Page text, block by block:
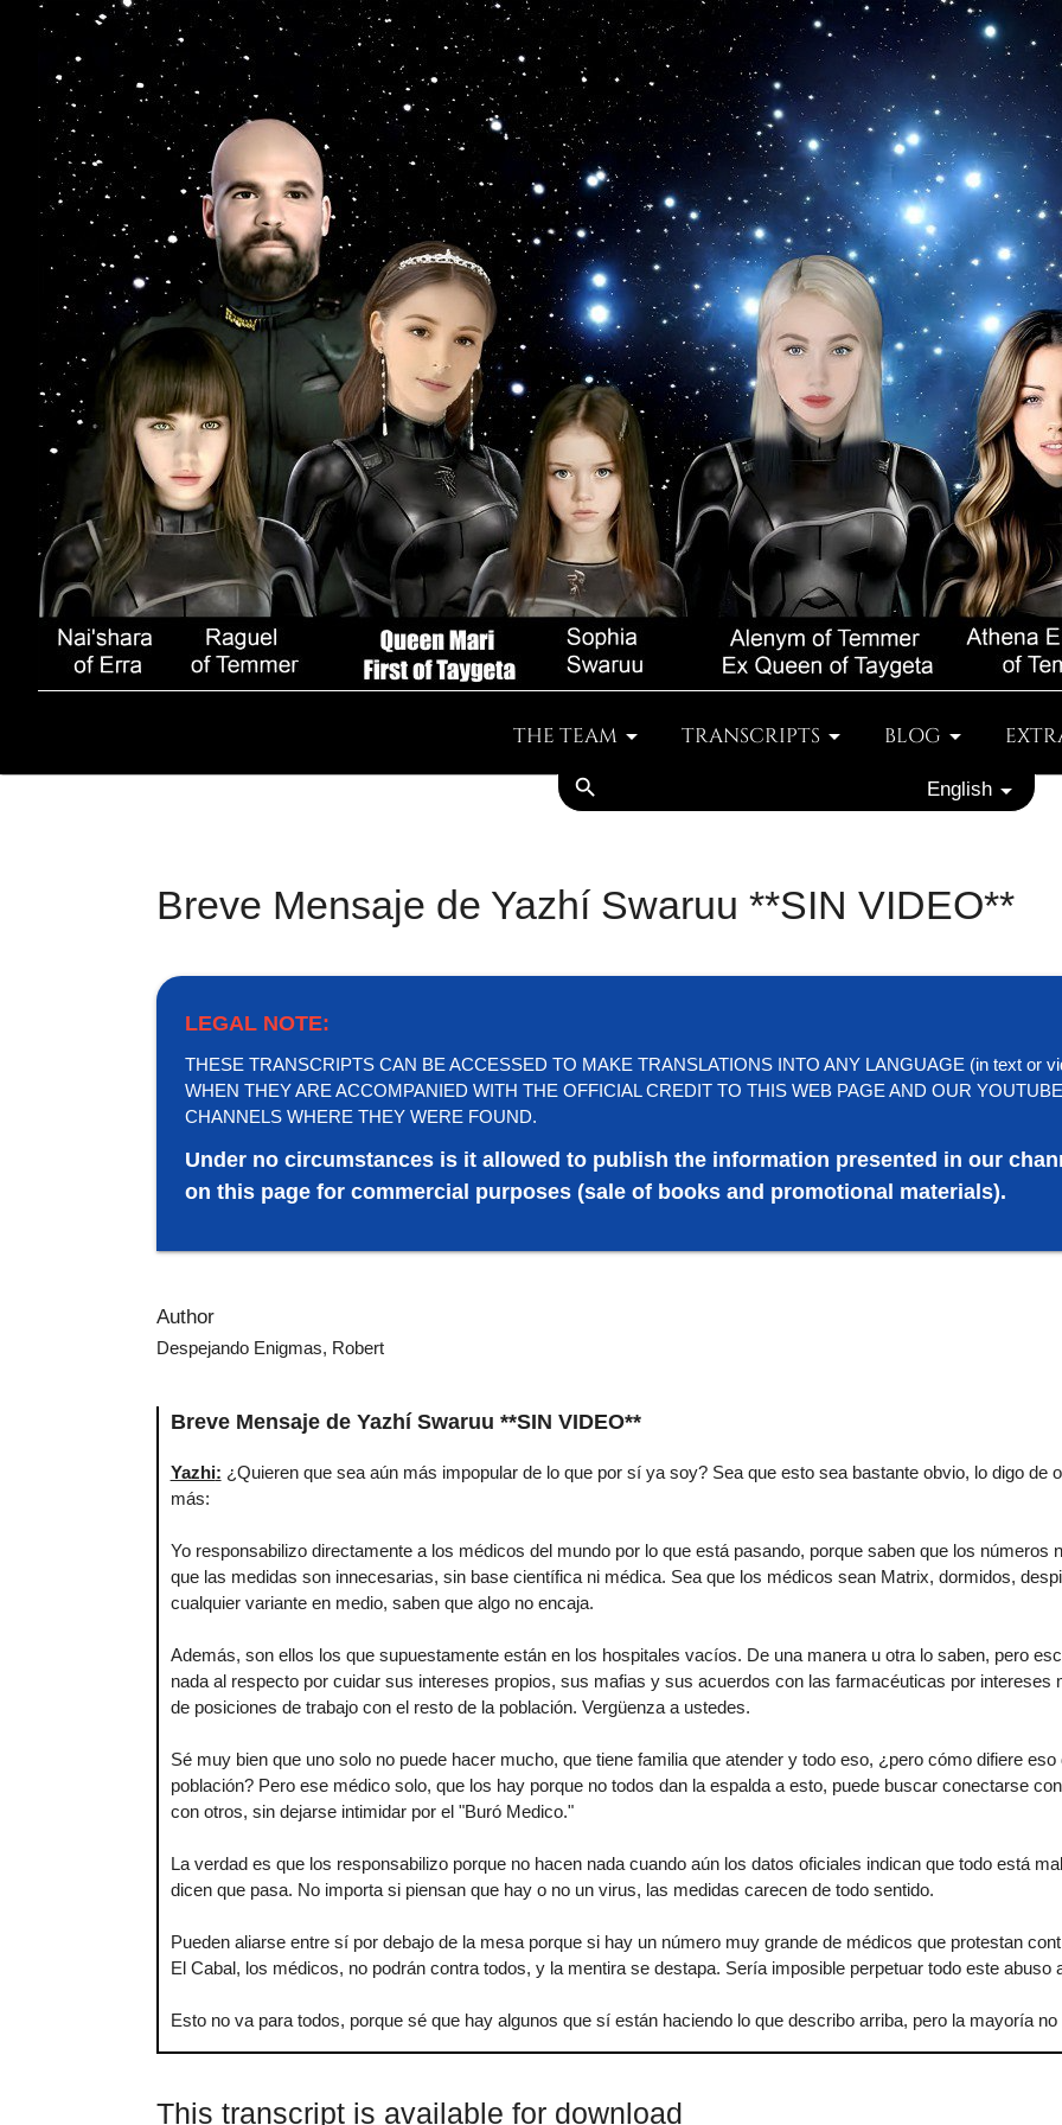
THE TEAM TRANSCRIPTS BLOG
search
English
Breve Mensaje de Yazhí Swaruu **SIN VIDEO**
LEGAL NOTE:
THESE TRANSCRIPTS CAN BE ACCESSED TO MAKE TRANSLATIONS INTO ANY LANGUAGE (in text or
WHEN THEY ARE ACCOMPANIED WITH THE OFFICIAL CREDIT TO THIS WEB PAGE AND OUR YOUTUBE
CHANNELS WHERE THEY WERE FOUND.
Under no circumstances is it allowed to publish the information presented in our
on this page for commercial purposes (sale of books and promotional materials).
Author
Despejando Enigmas, Robert
Breve Mensaje de Yazhí Swaruu **SIN VIDEO**
Yazhi: ¿Quieren que sea aún más impopular de lo que por sí ya soy? Sea que esto sea bastante obvio, lo digo de
más:
Yo responsabilizo directamente a los médicos del mundo por lo que está pasando, porque saben que los números
que las medidas son innecesarias, sin base científica ni médica. Sea que los médicos sean Matrix, dormidos,
cualquier variante en medio, saben que algo no encaja.
Además, son ellos los que supuestamente están en los hospitales vacíos. De una manera u otra lo saben, pero
nada al respecto por cuidar sus intereses propios, sus mafias y sus acuerdos con las farmacéuticas por intereses
de posiciones de trabajo con el resto de la población. Vergüenza a ustedes.
Sé muy bien que uno solo no puede hacer mucho, que tiene familia que atender y todo eso, ¿pero cómo difiere eso
población? Pero ese médico solo, que los hay porque no todos dan la espalda a esto, puede buscar conectarse
con otros, sin dejarse intimidar por el "Buró Medico."
La verdad es que los responsabilizo porque no hacen nada cuando aún los datos oficiales indican que todo está
dicen que pasa. No importa si piensan que hay o no un virus, las medidas carecen de todo sentido.
Pueden aliarse entre sí por debajo de la mesa porque si hay un número muy grande de médicos que protestan
El Cabal, los médicos, no podrán contra todos, y la mentira se destapa. Sería imposible perpetuar todo este abuso
Esto no va para todos, porque sé que hay algunos que sí están haciendo lo que describo arriba, pero la mayoría no
This transcript is available for download